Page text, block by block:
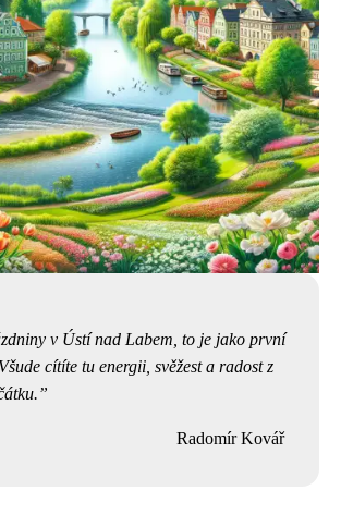
v Ústí nad Labem, to je jako první
cítíte tu energii, svěžest a radost z
Radomír Kovář